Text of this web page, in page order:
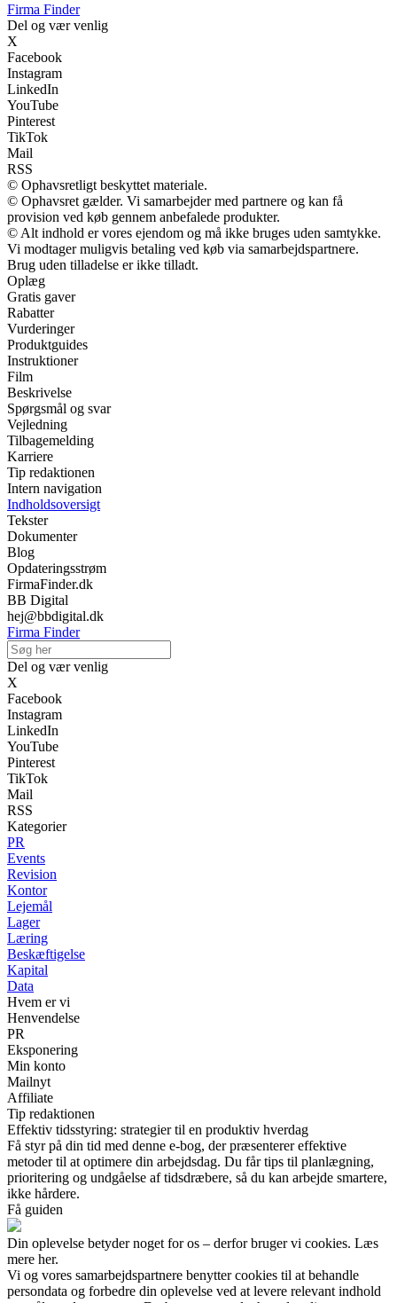
Firma Finder
Del og vær venlig
X
Facebook
Instagram
LinkedIn
YouTube
Pinterest
TikTok
Mail
RSS
© Ophavsretligt beskyttet materiale.
© Ophavsret gælder. Vi samarbejder med partnere og kan få
provision ved køb gennem anbefalede produkter.
© Alt indhold er vores ejendom og må ikke bruges uden samtykke.
Vi modtager muligvis betaling ved køb via samarbejdspartnere.
Brug uden tilladelse er ikke tilladt.
Oplæg
Gratis gaver
Rabatter
Vurderinger
Produktguides
Instruktioner
Film
Beskrivelse
Spørgsmål og svar
Vejledning
Tilbagemelding
Karriere
Tip redaktionen
Intern navigation
Indholdsoversigt
Tekster
Dokumenter
Blog
Opdateringsstrøm
FirmaFinder.dk
BB Digital
hej@bbdigital.dk
Firma Finder
Del og vær venlig
X
Facebook
Instagram
LinkedIn
YouTube
Pinterest
TikTok
Mail
RSS
Kategorier
PR
Events
Revision
Kontor
Lejemål
Lager
Læring
Beskæftigelse
Kapital
Data
Hvem er vi
Henvendelse
PR
Eksponering
Min konto
Mailnyt
Affiliate
Tip redaktionen
Effektiv tidsstyring: strategier til en produktiv hverdag
Få styr på din tid med denne e-bog, der præsenterer effektive
metoder til at optimere din arbejdsdag. Du får tips til planlægning,
prioritering og undgåelse af tidsdræbere, så du kan arbejde smartere,
ikke hårdere.
Få guiden
Din oplevelse betyder noget for os – derfor bruger vi cookies. Læs
mere her.
Vi og vores samarbejdspartnere benytter cookies til at behandle
persondata og forbedre din oplevelse ved at levere relevant indhold